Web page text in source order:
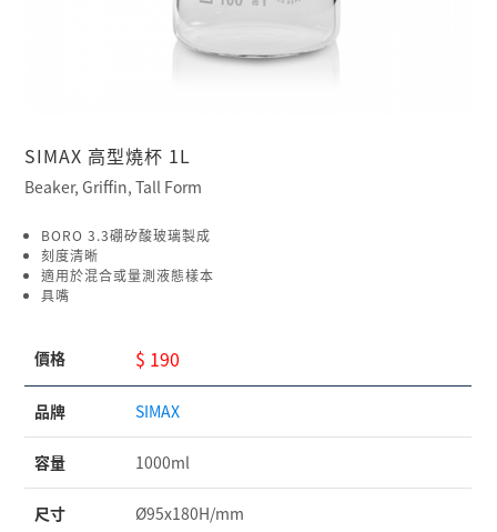
SIMAX 高型燒杯 1L
Beaker, Griffin, Tall Form
BORO 3.3硼矽酸玻璃製成
刻度清晰
適用於混合或量測液態樣本
具嘴
價格 $ 190
品牌 SIMAX
容量 1000ml
尺寸 Ø95x180H/mm